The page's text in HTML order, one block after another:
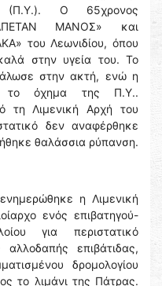
(Π.Υ.). Ο 65χρονος
ΜΑΝΟΣ» και
του Λεωνιδίου, όπου
στην υγεία του. Το
στην ακτή, ενώ η
το όχημα της Π.Υ..
τη Λιμενική Αρχή του
δεν αναφέρθηκε
θαλάσσια ρύπανση.
η Λιμενική
ενός επιβατηγού-
για περιστατικό
επιβάτιδας,
δρομολογίου
το λιμάνι της Πάτρας.